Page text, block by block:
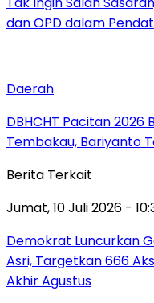
dan OPD dalam
Daerah
DBHCHT Pacitan 2026
Tembakau, Bariyanto
Berita Terkait
Jumat, 10 Juli 2026 -
Demokrat Luncurkan
Asri, Targetkan 666
Akhir Agustus